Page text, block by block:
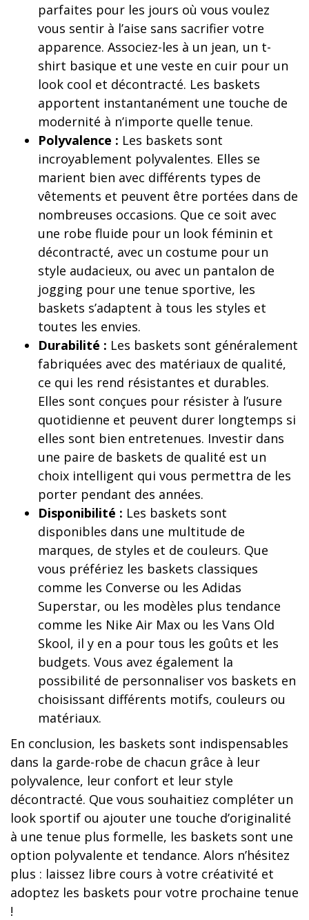
parfaites pour les jours où vous voulez
vous sentir à l’aise sans sacrifier votre
apparence. Associez-les à un jean, un t-
shirt basique et une veste en cuir pour un
look cool et décontracté. Les baskets
apportent instantanément une touche de
modernité à n’importe quelle tenue.
Polyvalence : Les baskets sont
incroyablement polyvalentes. Elles se
marient bien avec différents types de
vêtements et peuvent être portées dans de
nombreuses occasions. Que ce soit avec
une robe fluide pour un look féminin et
décontracté, avec un costume pour un
style audacieux, ou avec un pantalon de
jogging pour une tenue sportive, les
baskets s’adaptent à tous les styles et
toutes les envies.
Durabilité : Les baskets sont généralement
fabriquées avec des matériaux de qualité,
ce qui les rend résistantes et durables.
Elles sont conçues pour résister à l’usure
quotidienne et peuvent durer longtemps si
elles sont bien entretenues. Investir dans
une paire de baskets de qualité est un
choix intelligent qui vous permettra de les
porter pendant des années.
Disponibilité : Les baskets sont
disponibles dans une multitude de
marques, de styles et de couleurs. Que
vous préfériez les baskets classiques
comme les Converse ou les Adidas
Superstar, ou les modèles plus tendance
comme les Nike Air Max ou les Vans Old
Skool, il y en a pour tous les goûts et les
budgets. Vous avez également la
possibilité de personnaliser vos baskets en
choisissant différents motifs, couleurs ou
matériaux.
En conclusion, les baskets sont indispensables
dans la garde-robe de chacun grâce à leur
polyvalence, leur confort et leur style
décontracté. Que vous souhaitiez compléter un
look sportif ou ajouter une touche d’originalité
à une tenue plus formelle, les baskets sont une
option polyvalente et tendance. Alors n’hésitez
plus : laissez libre cours à votre créativité et
adoptez les baskets pour votre prochaine tenue
!